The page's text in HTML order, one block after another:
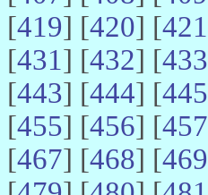
[419] [420] [421
[431] [432] [433
[443] [444] [445
[455] [456] [457
[467] [468] [469